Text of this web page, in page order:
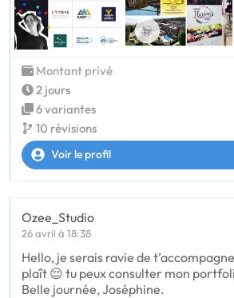
Montant privé
2 jours
6 variantes
10 révisions
Voir le profil
Ozee_Studio
26 avril à 18:38
Hello, je serais ravie de
plaît 😌 tu peux consulter mon
Belle journée, Joséphine.